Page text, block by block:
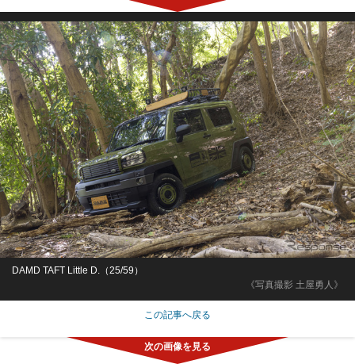
《写真撮影 土屋勇人》
DAMD TAFT Little D.（25/59）
この記事へ戻る